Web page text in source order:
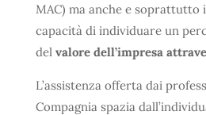
MAC) ma anche e soprattutto
capacità di individuare un
del valore dell’impresa
L’assistenza offerta dai
Compagnia spazia